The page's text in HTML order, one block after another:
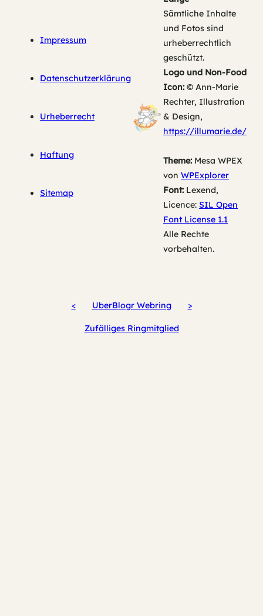
Impressum
Datenschutzerklärung
Urheberrecht
Haftung
Sitemap
Sämtliche Inhalte
und Fotos sind
urheberrechtlich
geschützt.
Logo und Non-Food
Icon:© Ann-Marie
Rechter, Illustration
& Design,
https://illumarie.de/
Theme:Mesa WPEX
von WPExplorer
Font:Lexend,
Licence: SIL Open
Font License 1.1
Alle Rechte
vorbehalten.
< UberBlogr Webring >
Zufälliges Ringmitglied